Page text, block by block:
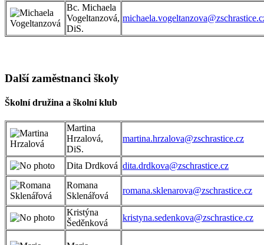
Bc. Michaela
Vogeltanzová,
DiS.
Další zaměstnanci školy
Školní družina a školní klub
Martina
Hrzalová,
DiS.
martina.hrzalova@zschrastice.cz
Dita Drdková dita.drdkova@zschrastice.cz
Romana
Sklenářová
romana.sklenarova@zschrastice.cz
Kristýna
Šeděnková
kristyna.sedenkova@zschrastice.cz